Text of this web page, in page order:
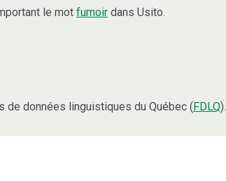
le mot fumoir dans Usito.
de données linguistiques du Québec (FDLQ).